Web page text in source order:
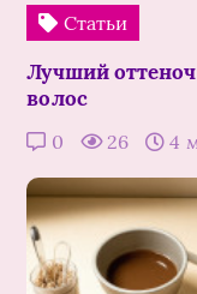
Статьи
Лучший
волос
0 26 4